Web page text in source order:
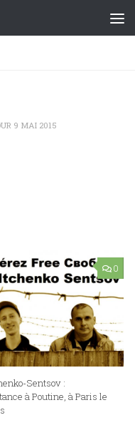
9 MAI 2015
0
Sentsov :
à Poutine, à Paris le